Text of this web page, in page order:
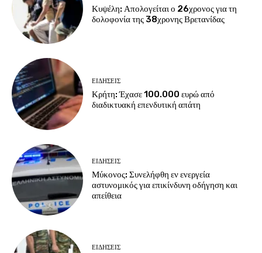
Κυψέλη: Απολογείται ο 26χρονος για τη
δολοφονία της 38χρονης Βρετανίδας
ΕΙΔΗΣΕΙΣ
Κρήτη: Έχασε 100.000 ευρώ από
διαδικτυακή επενδυτική απάτη
ΕΙΔΗΣΕΙΣ
Μύκονος: Συνελήφθη εν ενεργεία
αστυνομικός για επικίνδυνη οδήγηση και
απείθεια
ΕΙΔΗΣΕΙΣ